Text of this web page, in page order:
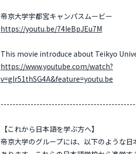
帝京大学宇都宮キャンパスムービー
https://youtu.be/74IeBpJEu7M
This movie introduce about Teikyo
https://www.youtube.com/watch?
v=gIr51thSG4A&feature=youtu.be
【これから日本語を学ぶ方へ】
帝京大学のグループには、以下のような日